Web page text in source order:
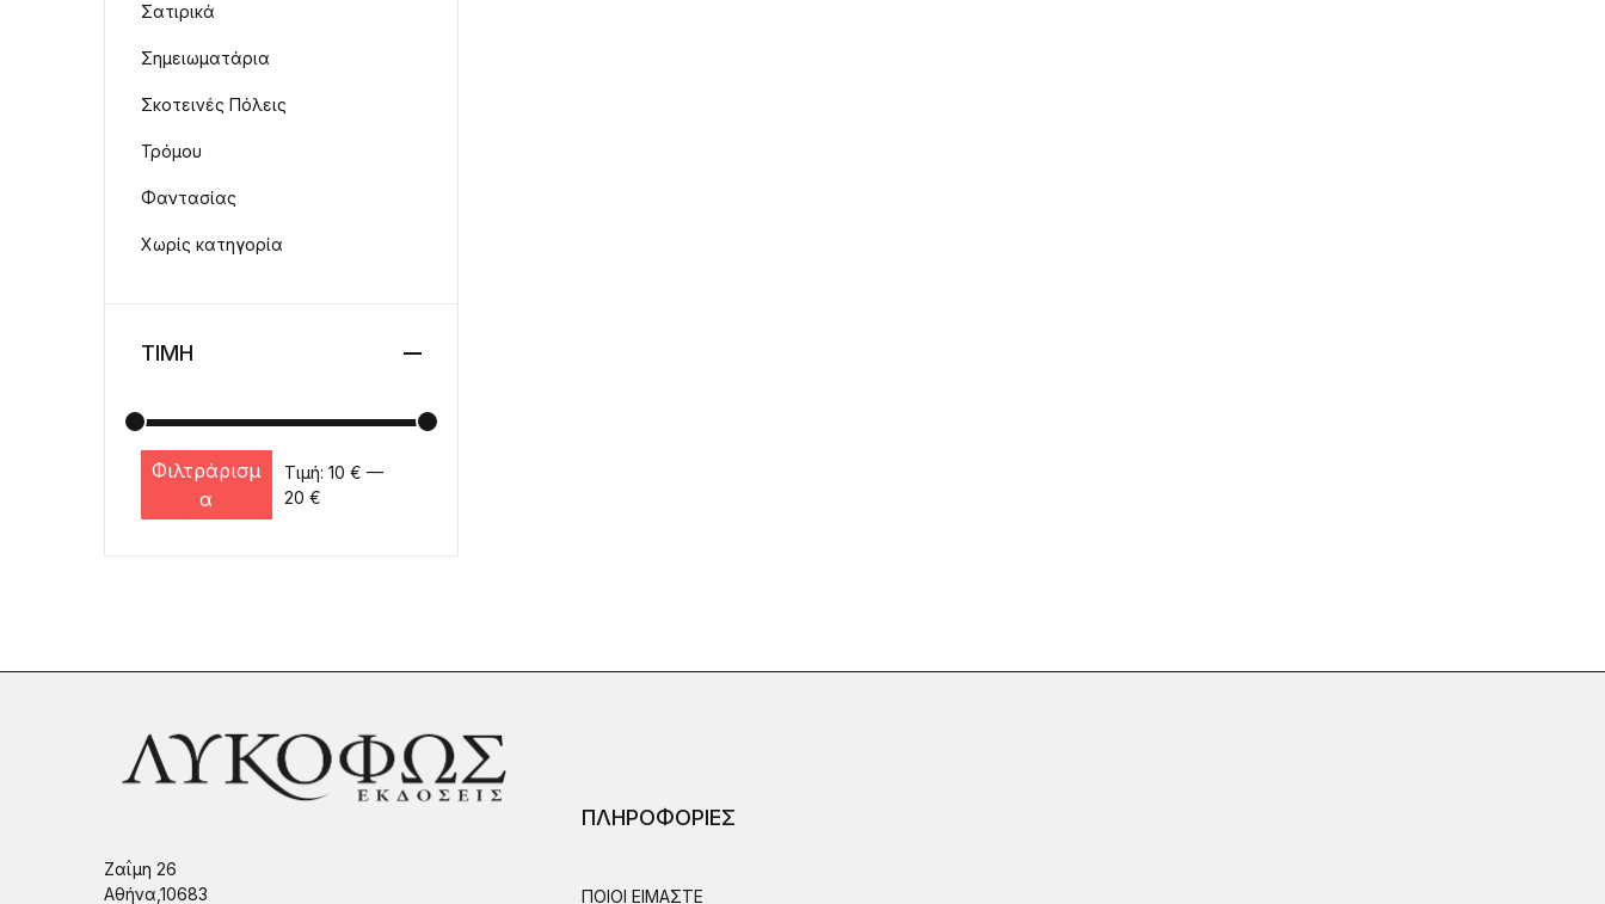
Σατιρικά
Σημειωματάρια
Σκοτεινές Πόλεις
Τρόμου
Φαντασίας
Χωρίς κατηγορία
ΤΙΜΗ
Ελάχιστη τιμή
Μέγιστη τιμή
Φιλτράρισμ
α
Τιμή: 10 € —
20 €
Ζαΐμη 26
Αθήνα,10683
ΠΛΗΡΟΦΟΡΙΕΣ
ΠΟΙΟΙ ΕΙΜΑΣΤΕ